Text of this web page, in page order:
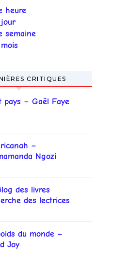
heure
semaine
CRITIQUES
pays – Gaël Faye
–
Ngozi
des livres
des lectrices
du monde –
Joy